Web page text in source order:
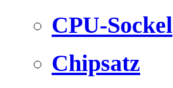
CPU-Sockel
Chipsatz